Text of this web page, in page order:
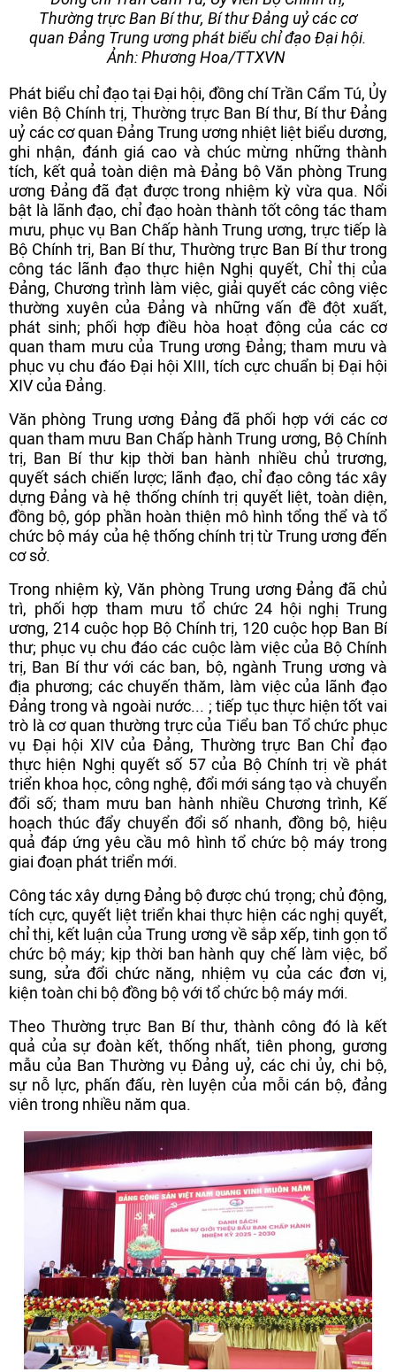
Thường trực Ban Bí thư, Bí thư Đảng uỷ các cơ
quan Đảng Trung ương phát biểu chỉ đạo Đại hội.
Ảnh: Phương Hoa/TTXVN
Phát biểu chỉ đạo tại Đại hội, đồng chí Trần Cẩm Tú, Ủy
viên Bộ Chính trị, Thường trực Ban Bí thư, Bí thư Đảng
uỷ các cơ quan Đảng Trung ương nhiệt liệt biểu dương,
ghi nhận, đánh giá cao và chúc mừng những thành
tích, kết quả toàn diện mà Đảng bộ Văn phòng Trung
ương Đảng đã đạt được trong nhiệm kỳ vừa qua. Nổi
bật là lãnh đạo, chỉ đạo hoàn thành tốt công tác tham
mưu, phục vụ Ban Chấp hành Trung ương, trực tiếp là
Bộ Chính trị, Ban Bí thư, Thường trực Ban Bí thư trong
công tác lãnh đạo thực hiện Nghị quyết, Chỉ thị của
Đảng, Chương trình làm việc, giải quyết các công việc
thường xuyên của Đảng và những vấn đề đột xuất,
phát sinh; phối hợp điều hòa hoạt động của các cơ
quan tham mưu của Trung ương Đảng; tham mưu và
phục vụ chu đáo Đại hội XIII, tích cực chuẩn bị Đại hội
XIV của Đảng.
Văn phòng Trung ương Đảng đã phối hợp với các cơ
quan tham mưu Ban Chấp hành Trung ương, Bộ Chính
trị, Ban Bí thư kịp thời ban hành nhiều chủ trương,
quyết sách chiến lược; lãnh đạo, chỉ đạo công tác xây
dựng Đảng và hệ thống chính trị quyết liệt, toàn diện,
đồng bộ, góp phần hoàn thiện mô hình tổng thể và tổ
chức bộ máy của hệ thống chính trị từ Trung ương đến
cơ sở.
Trong nhiệm kỳ, Văn phòng Trung ương Đảng đã chủ
trì, phối hợp tham mưu tổ chức 24 hội nghị Trung
ương, 214 cuộc họp Bộ Chính trị, 120 cuộc họp Ban Bí
thư; phục vụ chu đáo các cuộc làm việc của Bộ Chính
trị, Ban Bí thư với các ban, bộ, ngành Trung ương và
địa phương; các chuyến thăm, làm việc của lãnh đạo
Đảng trong và ngoài nước... ; tiếp tục thực hiện tốt vai
trò là cơ quan thường trực của Tiểu ban Tổ chức phục
vụ Đại hội XIV của Đảng, Thường trực Ban Chỉ đạo
thực hiện Nghị quyết số 57 của Bộ Chính trị về phát
triển khoa học, công nghệ, đổi mới sáng tạo và chuyển
đổi số; tham mưu ban hành nhiều Chương trình, Kế
hoạch thúc đẩy chuyển đổi số nhanh, đồng bộ, hiệu
quả đáp ứng yêu cầu mô hình tổ chức bộ máy trong
giai đoạn phát triển mới.
Công tác xây dựng Đảng bộ được chú trọng; chủ động,
tích cực, quyết liệt triển khai thực hiện các nghị quyết,
chỉ thị, kết luận của Trung ương về sắp xếp, tinh gọn tổ
chức bộ máy; kịp thời ban hành quy chế làm việc, bổ
sung, sửa đổi chức năng, nhiệm vụ của các đơn vị,
kiện toàn chi bộ đồng bộ với tổ chức bộ máy mới.
Theo Thường trực Ban Bí thư, thành công đó là kết
quả của sự đoàn kết, thống nhất, tiên phong, gương
mẫu của Ban Thường vụ Đảng uỷ, các chi ủy, chi bộ,
sự nỗ lực, phấn đấu, rèn luyện của mỗi cán bộ, đảng
viên trong nhiều năm qua.